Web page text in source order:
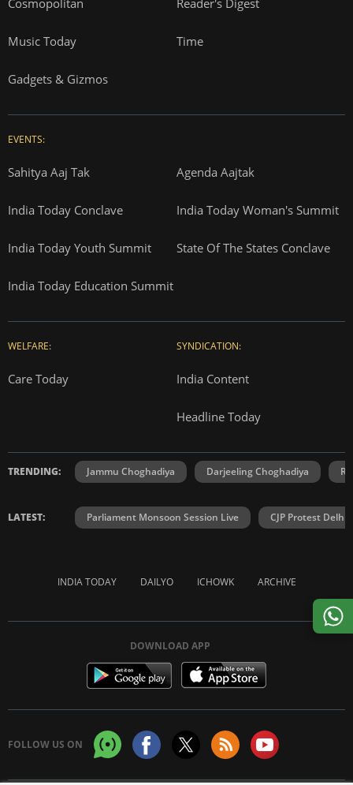
Music Today Time
Gadgets & Gizmos
EVENTS:
Sahitya Aaj Tak Agenda Aajtak
India Today Conclave India Today Woman's Summit
India Today Youth Summit State Of The States Conclave
India Today Education Summit
WELFARE:
Care Today
SYNDICATION:
India Content
Headline Today
TRENDING: Jammu Choghadiya Darjeeling Choghadiya
LATEST: Parliament Monsoon Session Live CJP Protest Delhi
INDIA TODAY DAILYO ICHOWK ARCHIVE
DOWNLOAD APP
FOLLOW US ON